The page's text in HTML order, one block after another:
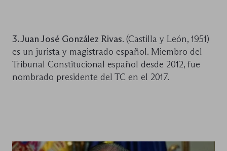
3. Juan José González Rivas. (Castilla y León, 1951)
es un jurista y magistrado español. Miembro del
Tribunal Constitucional español desde 2012, fue
nombrado presidente del TC en el 2017.